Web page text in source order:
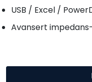
USB / Excel /
Avansert